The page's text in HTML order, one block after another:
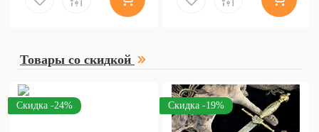
Товары со скидкой
Скидка -24% Скидка -19%